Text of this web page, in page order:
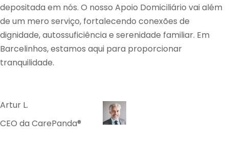
depositada em nós. O nosso Apoio Domiciliário vai além
de um mero serviço, fortalecendo conexões de
dignidade, autossuficiência e serenidade familiar. Em
Barcelinhos, estamos aqui para proporcionar
tranquilidade.
Artur L.
CEO da CarePanda®